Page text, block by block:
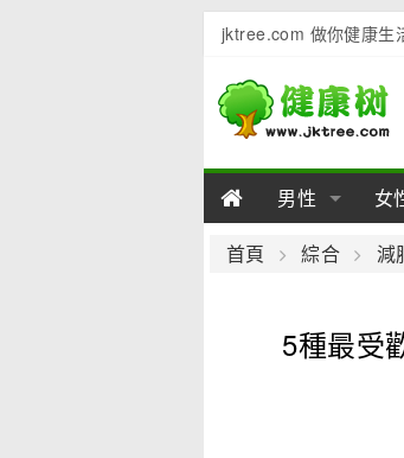
jktree.com 做你健康生
男性
男性陽痿
男性飲食
女
女
女
首頁 綜合 減
5種最受